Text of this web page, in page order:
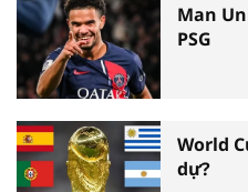
Man
PSG
World
dự?